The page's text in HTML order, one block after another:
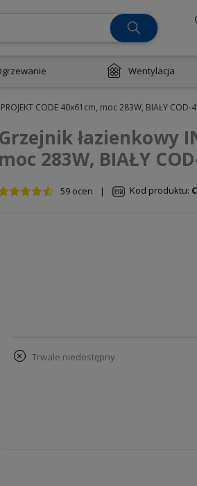
Wentylacja
CODE 40x61cm, moc 283W, BIAŁY COD-
Grzejnik łazienkowy
moc 283W, BIAŁY
59 ocen | Kod produktu:
trwale niedostępny